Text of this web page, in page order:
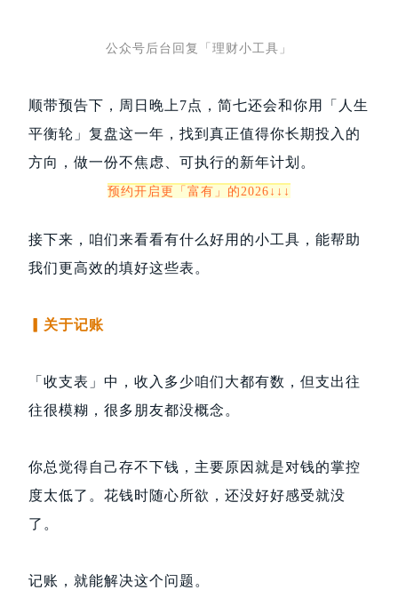
公众号后台回复「理财小工具」
顺带预告下， 周日晚上7点，简七还会和你用「人生
平衡轮」复盘这一年，找到真正值得你长期投入的
方向，做一份不焦虑、可执行的新年计划。
预约开启更「富有」的2026↓↓↓
接下来，咱们来看看有什么好用的小工具，能帮助
我们更高效的填好这些表。
▎关于记账
「收支表」中，收入多少咱们大都有数，但支出往
往很模糊，很多朋友都没概念。
你总觉得自己存不下钱，主要原因就是对钱的掌控
度太低了。花钱时随心所欲，还没好好感受就没
了。
记账，就能解决这个问题。